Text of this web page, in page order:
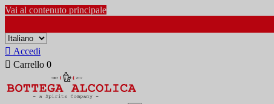
Vai al contenuto principale
 Accedi
 Carrello 0